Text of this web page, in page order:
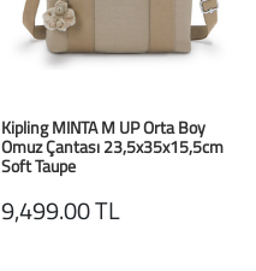
Büyük Beden
Crocs
Mini Melissa
Primigi
Dizlikler
Fıtık Bağları
Kol Askısı
Kifidis Softstep
Kifidis Aqua
K1992 Serisi
Kipling MINTA M UP Orta Boy
Omuz Çantası 23,5x35x15,5cm
Soft Taupe
9,499.00 TL